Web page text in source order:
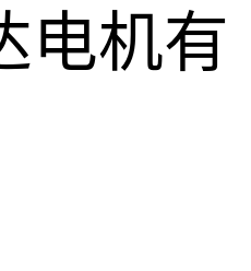
电机有